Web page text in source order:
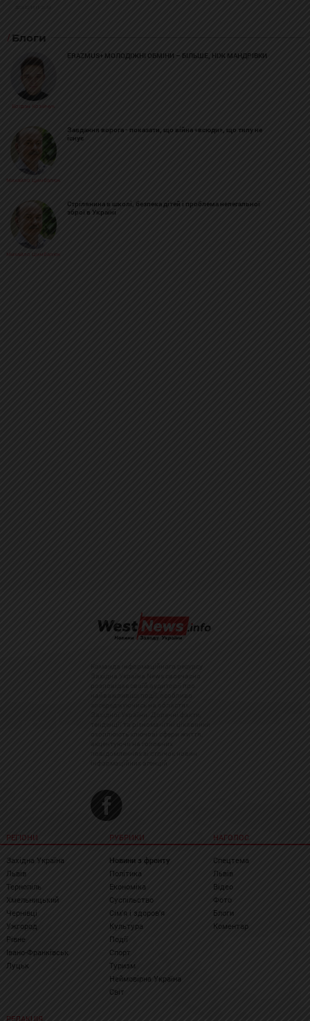
Блоги
Богдан Козійчук
ERAZMUS+ МОЛОДІЖНІ ОБМІНИ – БІЛЬШЕ, НІЖ МАНДРІВКИ
Михайло Цимбалюк
Завдання ворога - показати, що війна «всюди», що тилу не
існує
Михайло Цимбалюк
Стрілянина в школі, безпека дітей і проблема нелегальної
зброї в Україні
РЕГІОНИ
Західна Україна
Львів
Тернопіль
Хмельницький
Чернівці
Ужгород
Рівне
Івано-Франківськ
Луцьк
РУБРИКИ
Новини з фронту
Політика
Економіка
Суспільство
Сім'я і здоров'я
Культура
Події
Спорт
Туризм
Неймовірна Україна
Світ
НАГОЛОС
Спецтема
Львів
Відео
Фото
Блоги
Коментар
РЕДАКЦІЯ